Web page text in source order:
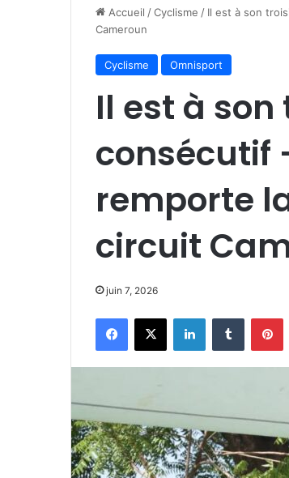
Accueil /Cyclisme / Il est à son
Cameroun
Cyclisme Omnisport
Il est à
consécutif
remporte
circuit
juin 7, 2026
Facebook
X LinkedinTumblr